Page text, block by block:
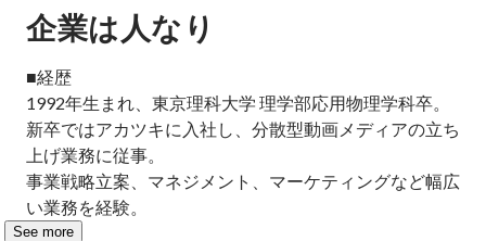
企業は人なり
■経歴
1992年生まれ、東京理科大学 理学部応用物理学科卒。
新卒ではアカツキに入社し、分散型動画メディアの立ち
上げ業務に従事。
事業戦略立案、マネジメント、マーケティングなど幅広
い業務を経験。
See more